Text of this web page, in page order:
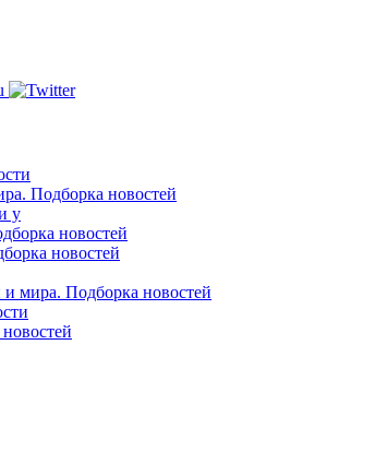
Подборка новостей
у
новостей
новостей
и мира. Подборка новостей